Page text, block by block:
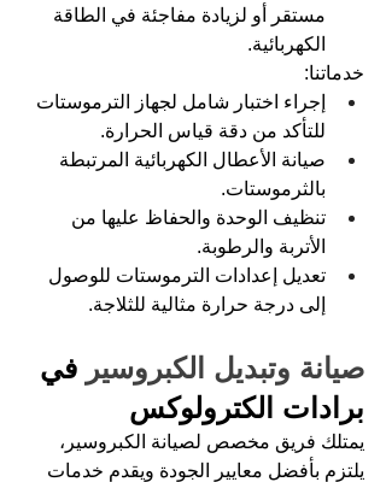
مستقر أو لزيادة مفاجئة في الطاقة
الكهربائية.
خدماتنا:
إجراء اختبار شامل لجهاز الترموستات
للتأكد من دقة قياس الحرارة.
صيانة الأعطال الكهربائية المرتبطة
بالثرموستات.
تنظيف الوحدة والحفاظ عليها من
الأتربة والرطوبة.
تعديل إعدادات الترموستات للوصول
إلى درجة حرارة مثالية للثلاجة.
صيانة وتبديل الكبروسير في
برادات الكترولوكس
يمتلك فريق مخصص لصيانة الكبروسير،
يلتزم بأفضل معايير الجودة ويقدم خدمات